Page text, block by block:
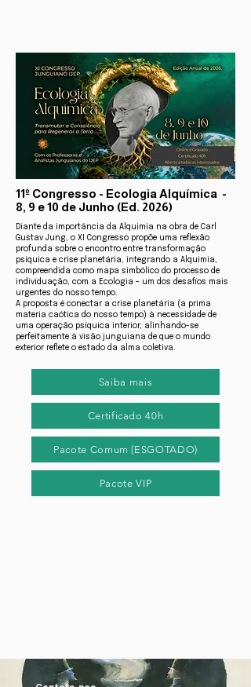
11º Congresso - Ecologia Alquímica -
8, 9 e 10 de Junho (Ed. 2026)
Diante da importância da Alquimia na obra de Carl
Gustav Jung, o XI Congresso propõe uma reflexão
profunda sobre o encontro entre transformação
psíquica e crise planetária, integrando a Alquimia,
compreendida como mapa simbólico do processo de
individuação, com a Ecologia - um dos desafios mais
urgentes do nosso tempo.
A proposta é conectar a crise planetária (a prima
materia caótica do nosso tempo) à necessidade de
uma operação psíquica interior, alinhando-se
perfeitamente à visão junguiana de que o mundo
exterior reflete o estado da alma coletiva.
Saiba mais
Certificado 40h
Pacote Comum (ESGOTADO)
Pacote VIP